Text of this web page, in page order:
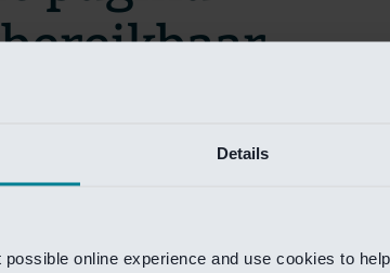
Details
online experience and use cookies to
zo snel mogelijk te verhelpen.
te krijgen.